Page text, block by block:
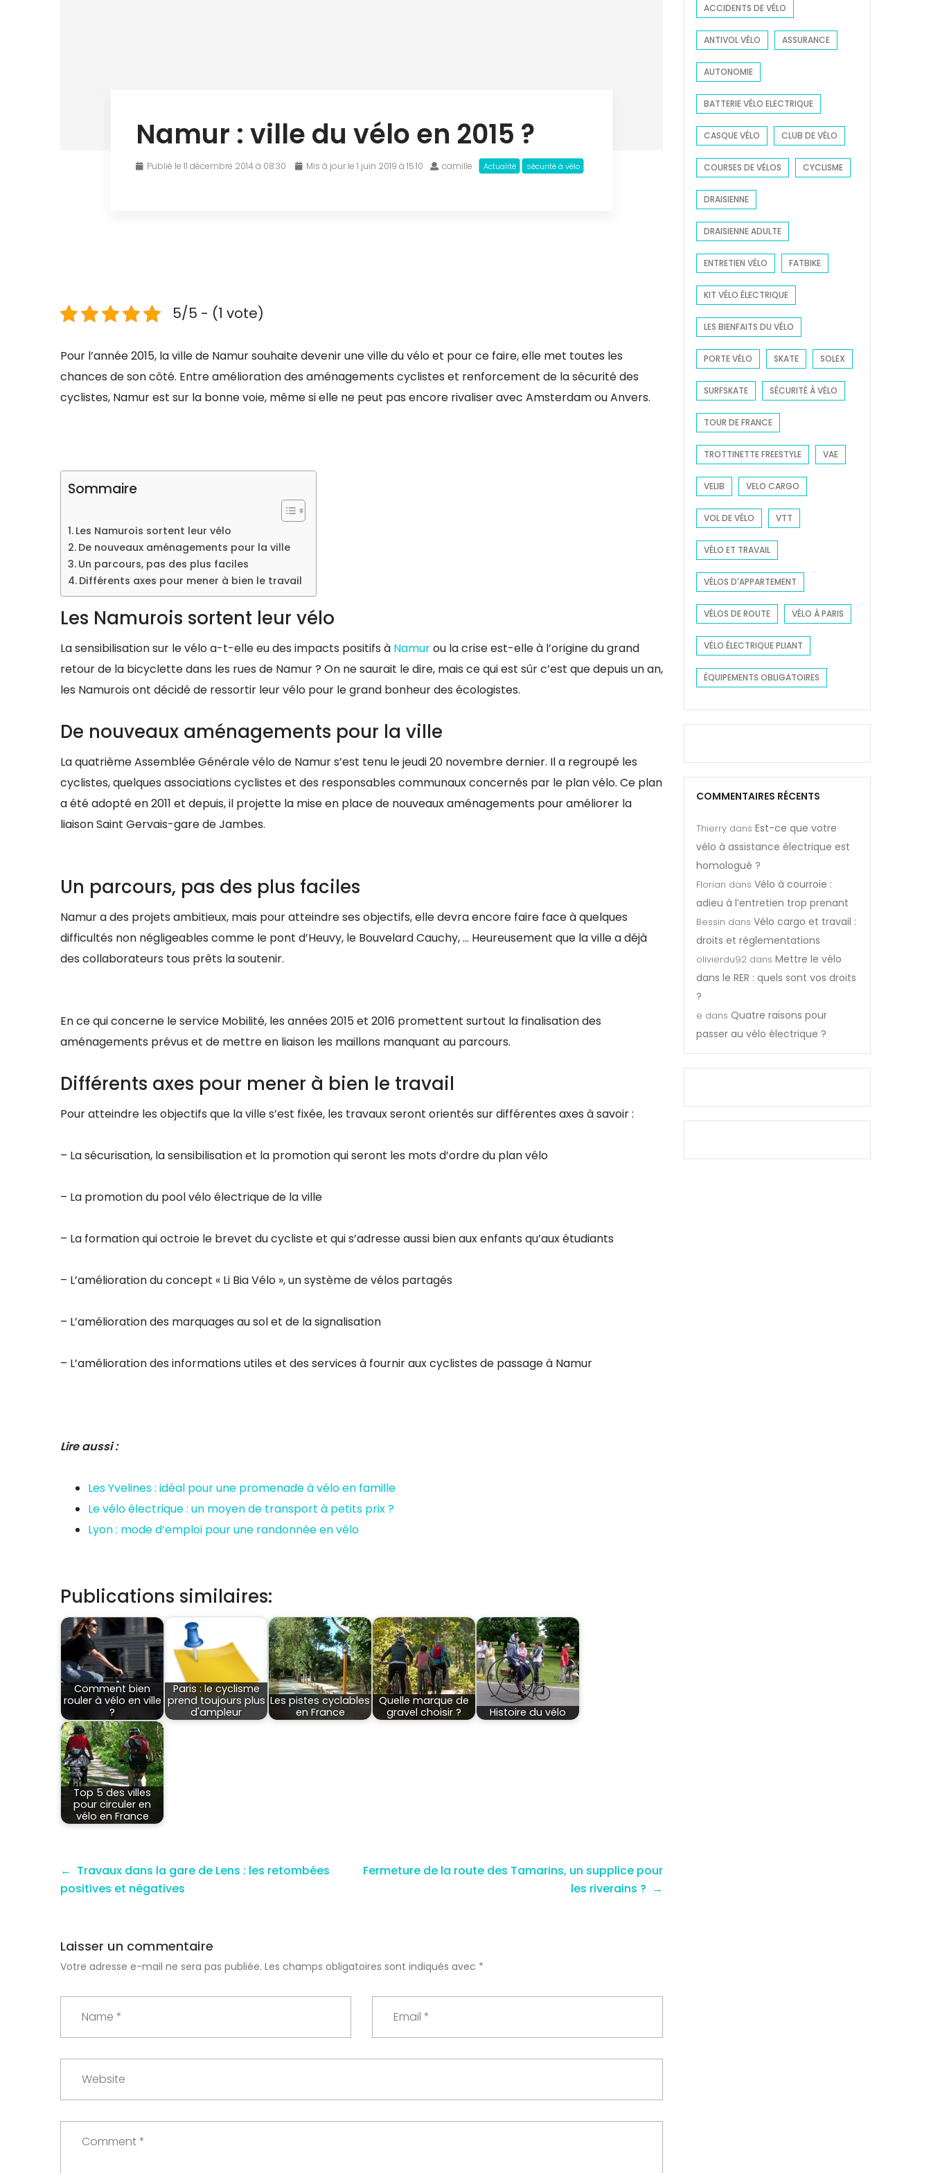
Namur : ville du vélo en 2015 ?
Publié le 11 décembre 2014 à 08:30 Mis à jour le 1 juin 2019 à 15:10 camille Actualité sécurité à vélo
5/5 - (1 vote)
Pour l’année 2015, la ville de Namur souhaite devenir une ville du vélo et pour ce faire, elle met toutes les
chances de son côté. Entre amélioration des aménagements cyclistes et renforcement de la sécurité des
cyclistes, Namur est sur la bonne voie, même si elle ne peut pas encore rivaliser avec Amsterdam ou Anvers.
Sommaire
Les Namurois sortent leur vélo
De nouveaux aménagements pour la ville
Un parcours, pas des plus faciles
Différents axes pour mener à bien le travail
Les Namurois sortent leur vélo
La sensibilisation sur le vélo a-t-elle eu des impacts positifs à Namurou la crise est-elle à l’origine du grand
retour de la bicyclette dans les rues de Namur ? On ne saurait le dire, mais ce qui est sûr c’est que depuis un an,
les Namurois ont décidé de ressortir leur vélo pour le grand bonheur des écologistes.
De nouveaux aménagements pour la ville
La quatrième Assemblée Générale vélo de Namur s’est tenu le jeudi 20 novembre dernier. Il a regroupé les
cyclistes, quelques associations cyclistes et des responsables communaux concernés par le plan vélo. Ce plan
a été adopté en 2011 et depuis, il projette la mise en place de nouveaux aménagements pour améliorer la
liaison Saint Gervais-gare de Jambes.
Un parcours, pas des plus faciles
Namur a des projets ambitieux, mais pour atteindre ses objectifs, elle devra encore faire face à quelques
difficultés non négligeables comme le pont d’Heuvy, le Bouvelard Cauchy, … Heureusement que la ville a déjà
des collaborateurs tous prêts la soutenir.
En ce qui concerne le service Mobilité, les années 2015 et 2016 promettent surtout la finalisation des
aménagements prévus et de mettre en liaison les maillons manquant au parcours.
Différents axes pour mener à bien le travail
Pour atteindre les objectifs que la ville s’est fixée, les travaux seront orientés sur différentes axes à savoir :
– La sécurisation, la sensibilisation et la promotion qui seront les mots d’ordre du plan vélo
– La promotion du pool vélo électrique de la ville
– La formation qui octroie le brevet du cycliste et qui s’adresse aussi bien aux enfants qu’aux étudiants
– L’amélioration du concept « Li Bia Vélo », un système de vélos partagés
– L’amélioration des marquages au sol et de la signalisation
– L’amélioration des informations utiles et des services à fournir aux cyclistes de passage à Namur
Lire aussi :
Les Yvelines : idéal pour une promenade à vélo en famille
Le vélo électrique : un moyen de transport à petits prix ?
Lyon : mode d’emploi pour une randonnée en vélo
Publications similaires:
Comment bien
rouler à vélo en ville
?
Paris : le cyclisme
prend toujours plus
d'ampleur
Les pistes cyclables
en France
Quelle marque de
gravel choisir ?
Histoire du vélo
Top 5 des villes
pour circuler en
vélo en France
Travaux dans la gare de Lens : les retombées
positives et négatives
Fermeture de la route des Tamarins, un supplice pour
les riverains ?
Laisser un commentaire
Votre adresse e-mail ne sera pas publiée. Les champs obligatoires sont indiqués avec *
m
e
a
i
b
s
r
:
ACCIDENTS DE VÉLO
ANTIVOL VÉLO ASSURANCE
AUTONOMIE
BATTERIE VÉLO ELECTRIQUE
CASQUE VÉLO CLUB DE VÉLO
COURSES DE VÉLOS CYCLISME
DRAISIENNE
DRAISIENNE ADULTE
ENTRETIEN VÉLO FATBIKE
KIT VÉLO ÉLECTRIQUE
LES BIENFAITS DU VÉLO
PORTE VÉLO SKATE SOLEX
SURFSKATE SÉCURITÉ À VÉLO
TOUR DE FRANCE
TROTTINETTE FREESTYLE VAE
VELIB VELO CARGO
VOL DE VÉLO VTT
VÉLO ET TRAVAIL
VÉLOS D'APPARTEMENT
VÉLOS DE ROUTE VÉLO À PARIS
VÉLO ÉLECTRIQUE PLIANT
ÉQUIPEMENTS OBLIGATOIRES
COMMENTAIRES RÉCENTS
Thierry dans Est-ce que votre
vélo à assistance électrique est
homologué ?
Florian dans Vélo à courroie :
adieu à l’entretien trop prenant
Bessin dans Vélo cargo et travail :
droits et réglementations
olivierdu92 dans Mettre le vélo
dans le RER : quels sont vos droits
?
e dans Quatre raisons pour
passer au vélo électrique ?